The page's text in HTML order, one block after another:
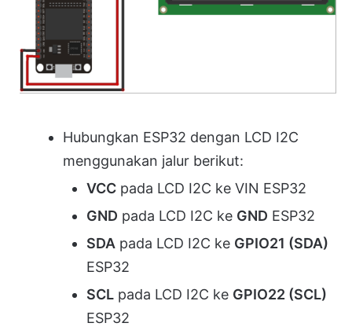
Hubungkan ESP32 dengan LCD I2C
menggunakan jalur berikut:
VCC pada LCD I2C ke VIN ESP32
GND pada LCD I2C ke GND ESP32
SDA pada LCD I2C ke GPIO21 (SDA)
ESP32
SCL pada LCD I2C ke GPIO22 (SCL)
ESP32